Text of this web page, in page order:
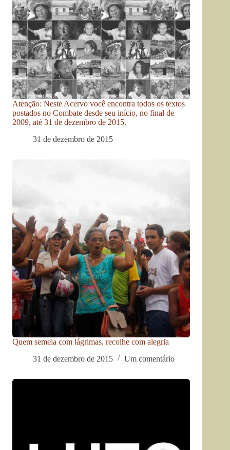
Atenção: Neste Acervo você encontra todos os textos
postados no Combate desde seu início, no final de
2009, até 31 de dezembro de 2015.
31 de dezembro de 2015
Quem semeia com lágrimas, recolhe com alegria
31 de dezembro de 2015
Um comentário